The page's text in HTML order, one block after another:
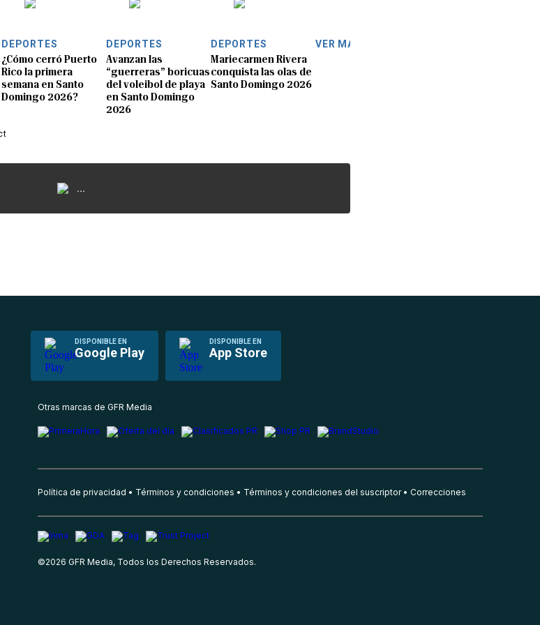
DEPORTES
¿Cómo cerró Puerto
Rico la primera
semana en Santo
Domingo 2026?
DEPORTES
Avanzan las
“guerreras” boricuas
del voleibol de playa
en Santo Domingo
2026
DEPORTES
Mariecarmen Rivera
conquista las olas de
Santo Domingo 2026
VER MÁS
...
DISPONIBLE EN
Google Play
DISPONIBLE EN
App Store
Otras marcas de GFR Media
Política de privacidad Términos y condiciones Términos y condiciones del suscriptor Correcciones
©2026 GFR Media, Todos los Derechos Reservados.